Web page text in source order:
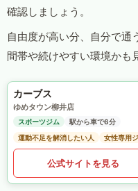
確認しましょう。
自由度が高い分、自分で通
間帯や続けやすい環境かも
カーブス
ゆめタウン柳井店
スポーツジム
駅から車で6分
運動不足を解消したい人
女性専用
公式サイトを見る